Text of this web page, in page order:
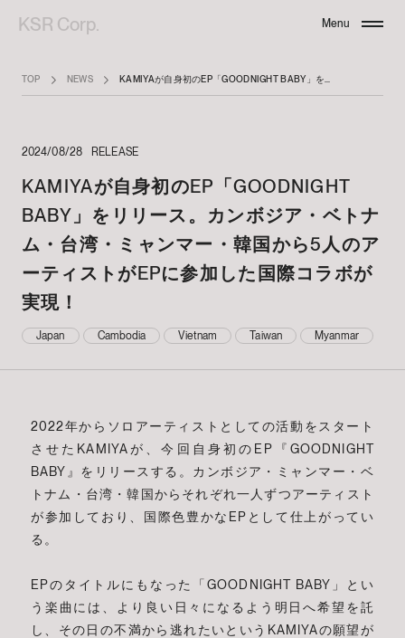
KSR Corp. Menu
TOP NEWS
2024/08/28 RELEASE
KAMIYAが自身初のEP「GOODNIGHT
BABY」をリリース。カンボジア・ベトナ
ム・台湾・ミャンマー・韓国から5人のア
ーティストがEPに参加した国際コラボが
実現！
Japan Cambodia Vietnam Taiwan Myanmar
2022年からソロアーティストとしての活動をスタート
させたKAMIYAが、今回自身初のEP『GOODNIGHT
BABY』をリリースする。カンボジア・ミャンマー・ベ
トナム・台湾・韓国からそれぞれ一人ずつアーティスト
が参加しており、国際色豊かなEPとして仕上がってい
る。
EPのタイトルにもなった「GOODNIGHT BABY」とい
う楽曲には、より良い日々になるよう明日へ希望を託
し、その日の不満から逃れたいというKAMIYAの願望が